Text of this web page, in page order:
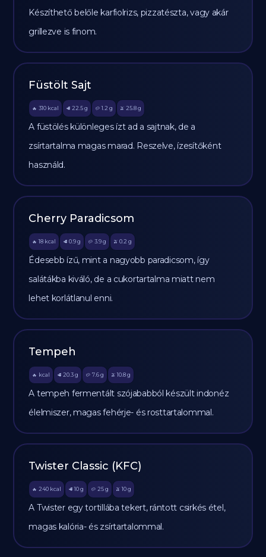
Készíthető belőle karfiolrizs, pizzatészta, vagy akár
grillezve is finom.
Füstölt Sajt
🔥 310 kcal 🥩 22.5 g 🥔 1.2 g 🫒 25.8 g
A füstölés különleges ízt ad a sajtnak, de a
zsírtartalma magas marad. Reszelve, ízesítőként
használd.
Cherry Paradicsom
🔥 18 kcal 🥩 0.9 g 🥔 3.9g 🫒 0.2 g
Édesebb ízű, mint a nagyobb paradicsom, így
salátákba kiváló, de a cukortartalma miatt nem
lehet korlátlanul enni.
Tempeh
🔥 kcal 🥩 20.3 g 🥔 7.6g 🫒 10.8 g
A tempeh fermentált szójababból készült indonéz
élelmiszer, magas fehérje- és rosttartalommal.
Twister Classic (KFC)
🔥 240 kcal 🥩 10 g 🥔 25g 🫒 10 g
A Twister egy tortillába tekert, rántott csirkés étel,
magas kalória- és zsírtartalommal.